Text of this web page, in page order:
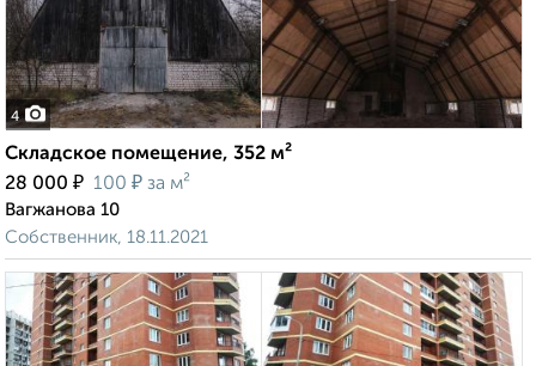
4
Складское помещение, 352 м²
28 000 ₽ 100 ₽ за м²
Вагжанова 10
Собственник, 18.11.2021